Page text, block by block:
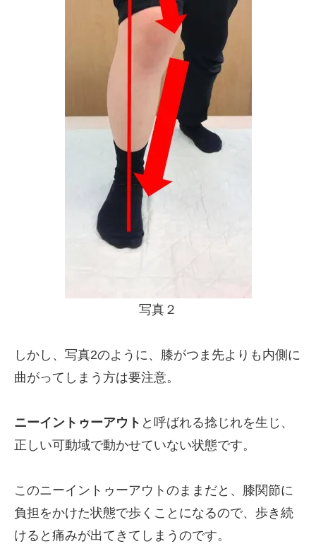
写真２
しかし、写真2のように、膝がつま先よりも内側に
曲がってしまう方は要注意。
ニーイントゥーアウト と呼ばれる捻じれを生じ、
正しい可動域で動かせていない状態です。
このニーイントゥーアウトのままだと、膝関節に
負担をかけた状態で歩くことになるので、歩き続
けると痛みが出てきてしまうのです。